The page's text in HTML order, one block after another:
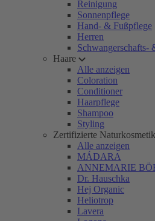
Reinigung
Sonnenpflege
Hand- & Fußpflege
Herren
Schwangerschafts-
Haare
Alle anzeigen
Coloration
Conditioner
Haarpflege
Shampoo
Styling
Zertifizierte Naturkosmetik
Alle anzeigen
MÁDARA
ANNEMARIE
Dr. Hauschka
Hej Organic
Heliotrop
Lavera